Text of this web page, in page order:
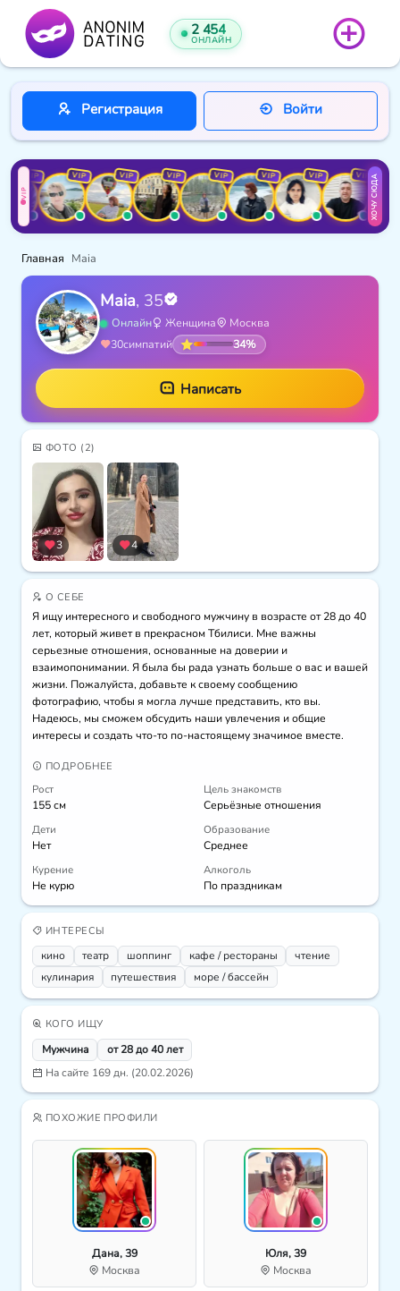
2 454
ОНЛАЙН
Регистрация Войти
VIP
VIP VIP VIP VIP VIP VIP VIP VIP ХОЧУ СЮДА
Главная Maia
Maia, 35
Онлайн Женщина
Москва
30симпатий 34%
Написать
ФОТО (2)
3 4
О СЕБЕ
Я ищу интересного и свободного мужчину в возрасте от 28 до 40
лет, который живет в прекрасном Тбилиси. Мне важны
серьезные отношения, основанные на доверии и
взаимопонимании. Я была бы рада узнать больше о вас и вашей
жизни. Пожалуйста, добавьте к своему сообщению
фотографию, чтобы я могла лучше представить, кто вы.
Надеюсь, мы сможем обсудить наши увлечения и общие
интересы и создать что-то по-настоящему значимое вместе.
ПОДРОБНЕЕ
Рост
155 см
Цель знакомств
Серьёзные отношения
Дети
Нет
Образование
Среднее
Курение
Не курю
Алкоголь
По праздникам
ИНТЕРЕСЫ
кино театр шоппинг кафе / рестораны
чтение
кулинария
путешествия море / бассейн
КОГО ИЩУ
Мужчина
от 28 до 40 лет
На сайте 169 дн. (20.02.2026)
ПОХОЖИЕ ПРОФИЛИ
Дана, 39
Москва
Юля, 39
Москва